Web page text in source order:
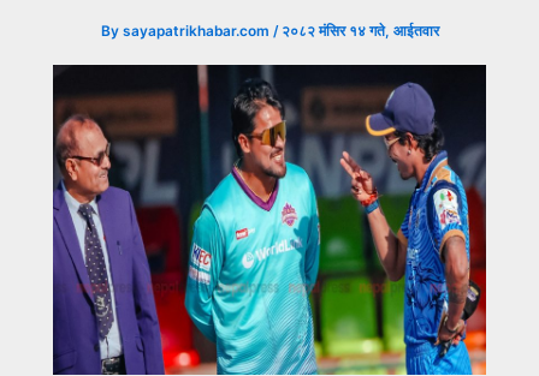
By sayapatrikhabar.com / २०८२ मंसिर १४ गते, आईतवार